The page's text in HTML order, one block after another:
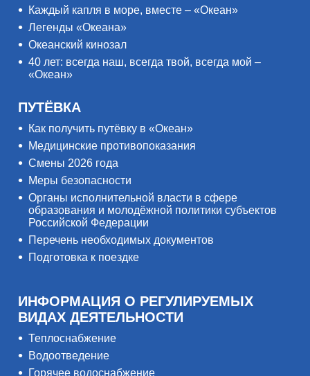
Каждый капля в море, вместе – «Океан»
Легенды «Океана»
Океанский кинозал
40 лет: всегда наш, всегда твой, всегда мой –
«Океан»
ПУТЁВКА
Как получить путёвку в «Океан»
Медицинские противопоказания
Смены 2026 года
Меры безопасности
Органы исполнительной власти в сфере
образования и молодёжной политики субъектов
Российской Федерации
Перечень необходимых документов
Подготовка к поездке
ИНФОРМАЦИЯ О РЕГУЛИРУЕМЫХ
ВИДАХ ДЕЯТЕЛЬНОСТИ
Теплоснабжение
Водоотведение
Горячее водоснабжение